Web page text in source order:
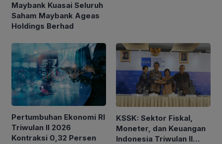
Maybank Kuasai Seluruh
Saham Maybank Ageas
Holdings Berhad
Pertumbuhan Ekonomi RI
Triwulan II 2026
Kontraksi 0,32 Persen
KSSK: Sektor Fiskal,
Moneter, dan Keuangan
Indonesia Triwulan II